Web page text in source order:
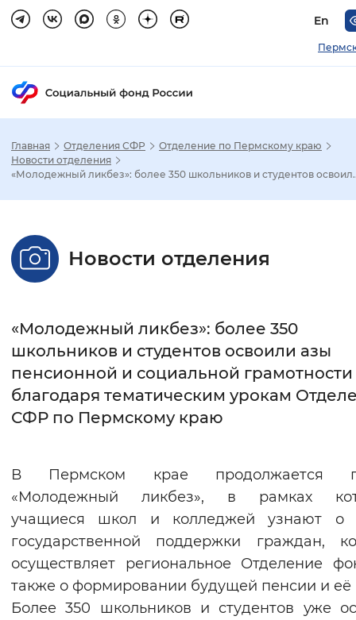
En
Настройка режима отображения
Стандартный Увеличенный
Интервал между буквами
Нормальный Увеличенный
Монохромный
Синий фон
Изображения
Включены Выключены
Главная Отделения СФР
Отделение по Пермскому краю
Новости отделения
«Молодежный ликбез»: более 350 школьников и студентов
Новости отделения
«Молодежный ликбез»: более 350
школьников и студентов освоили азы
пенсионной и социальной грамотности
благодаря тематическим урокам
СФР по Пермскому краю
В Пермском крае продолжается
«Молодежный ликбез», в рамках
учащиеся школ и колледжей узнают о
государственной поддержки граждан,
осуществляет региональное Отделение
также о формировании будущей пенсии и её
Более 350 школьников и студентов уже